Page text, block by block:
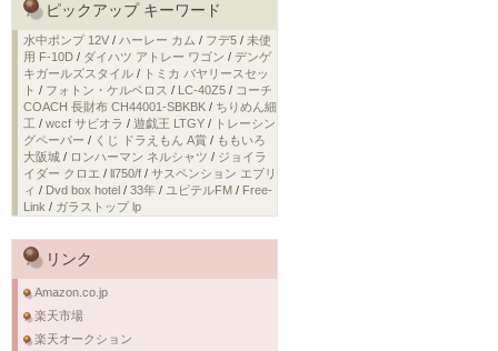
ピックアップ キーワード
水中ポンプ 12V / ハーレー カム / フデ5 / 未使
用 F-10D / ダイハツ アトレー ワゴン / デンゲ
キガールズスタイル / トミカ バヤリースセッ
ト / フォトン・ケルベロス / LC-40Z5 / コーチ
COACH 長財布 CH44001-SBKBK / ちりめん細
工 / wccf サビオラ / 遊戯王 LTGY / トレーシン
グペーパー / くじ ドラえもん A賞 / ももいろ
大阪城 / ロンハーマン ネルシャツ / ジョイラ
イダー クロエ / ll750/f / サスペンション エブリ
ィ / Dvd box hotel / 33年 / ユピテルFM / Free-
Link / ガラストップ lp
リンク
Amazon.co.jp
楽天市場
楽天オークション